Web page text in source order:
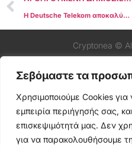
Σεβόμαστε τα
Χρησιμοποιούμε Cookies
εμπειρία περιήγησής σας,
επισκεψιμότητά μας. Δεν
για να παρακολουθήσουμε
Η Deutsche Telekom αποκαλύπτει τα σχέδια για την πρωτοβουλία εξόρυξης Bitcoin στην εκδήλωση BTC στην Πράγα
Cryptonea ©